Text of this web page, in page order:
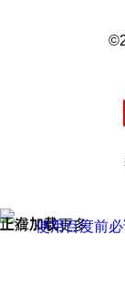
正在加载
上滑加载更多
使用百度前